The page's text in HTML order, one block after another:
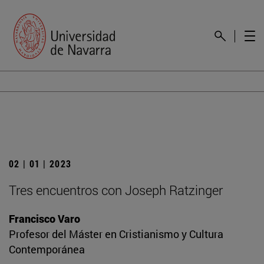
02 | 01 | 2023
Tres encuentros con Joseph Ratzinger
Francisco Varo
Profesor del Máster en Cristianismo y Cultura
Contemporánea